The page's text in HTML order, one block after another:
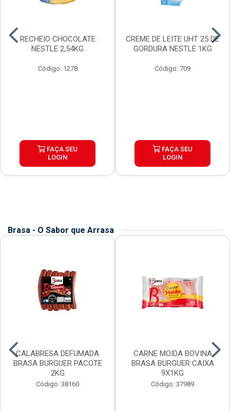
RECHEIO CHOCOLATE
NESTLE 2,54KG
Código: 1278
FAÇA SEU
LOGIN
CREME DE LEITE UHT 25 DE
GORDURA NESTLE 1KG
Código: 709
FAÇA SEU
LOGIN
Brasa - O Sabor que Arrasa
CALABRESA DEFUMADA
BRASA BURGUER PACOTE
2KG
Código: 38160
CARNE MOIDA BOVINA
BRASA BURGUER CAIXA
9X1KG
Código: 37989